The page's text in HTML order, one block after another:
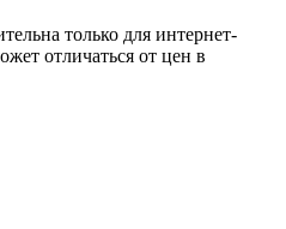
только для интернет-
отличаться от цен в